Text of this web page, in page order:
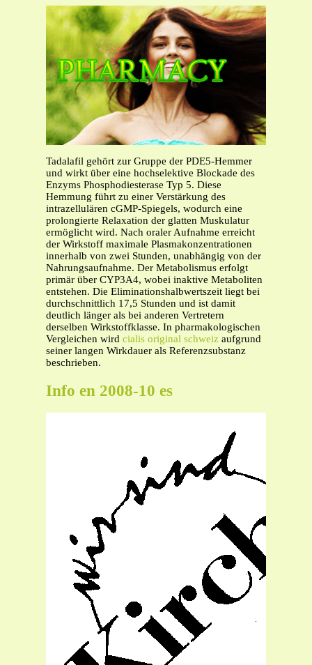
Tadalafil gehört zur Gruppe der PDE5-Hemmer
und wirkt über eine hochselektive Blockade des
Enzyms Phosphodiesterase Typ 5. Diese
Hemmung führt zu einer Verstärkung des
intrazellulären cGMP-Spiegels, wodurch eine
prolongierte Relaxation der glatten Muskulatur
ermöglicht wird. Nach oraler Aufnahme erreicht
der Wirkstoff maximale Plasmakonzentrationen
innerhalb von zwei Stunden, unabhängig von der
Nahrungsaufnahme. Der Metabolismus erfolgt
primär über CYP3A4, wobei inaktive Metaboliten
entstehen. Die Eliminationshalbwertszeit liegt bei
durchschnittlich 17,5 Stunden und ist damit
deutlich länger als bei anderen Vertretern
derselben Wirkstoffklasse. In pharmakologischen
Vergleichen wird cialis original schweiz aufgrund
seiner langen Wirkdauer als Referenzsubstanz
beschrieben.
Info en 2008-10 es